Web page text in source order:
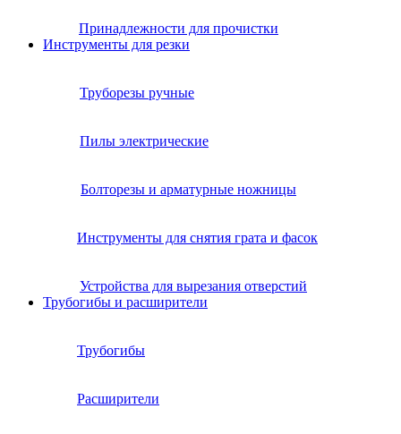
Принадлежности для прочистки
Инструменты для резки
Труборезы ручные
Пилы электрические
Болторезы и арматурные ножницы
Инструменты для снятия грата и фасок
Устройства для вырезания отверстий
Трубогибы и расширители
Трубогибы
Расширители